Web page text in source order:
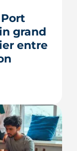
grand
entre